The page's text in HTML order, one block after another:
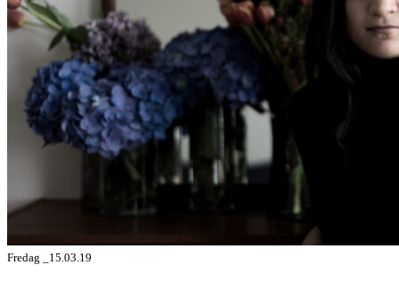
Fredag _15.03.19